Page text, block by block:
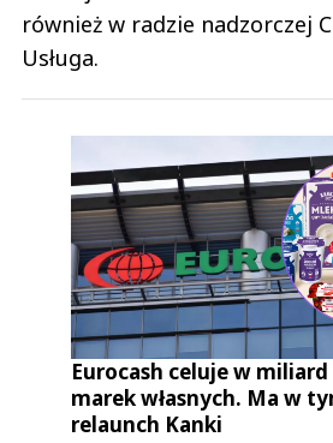
również w radzie nadzorczej
Usługa.
Eurocash celuje w miliard
marek własnych. Ma w
relaunch Kanki